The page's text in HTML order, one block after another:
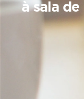
à sala de